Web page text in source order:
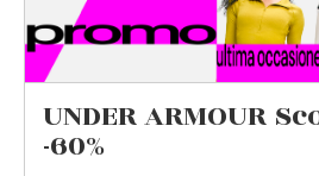
UNDER ARMOUR
-60%